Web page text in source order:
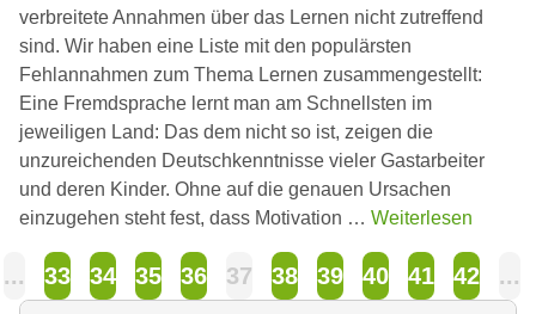
verbreitete Annahmen über das Lernen nicht zutreffend
sind. Wir haben eine Liste mit den populärsten
Fehlannahmen zum Thema Lernen zusammengestellt:
Eine Fremdsprache lernt man am Schnellsten im
jeweiligen Land: Das dem nicht so ist, zeigen die
unzureichenden Deutschkenntnisse vieler Gastarbeiter
und deren Kinder. Ohne auf die genauen Ursachen
einzugehen steht fest, dass Motivation … Weiterlesen
... 33 34 35 36 37 38 39 40 41 42 ...